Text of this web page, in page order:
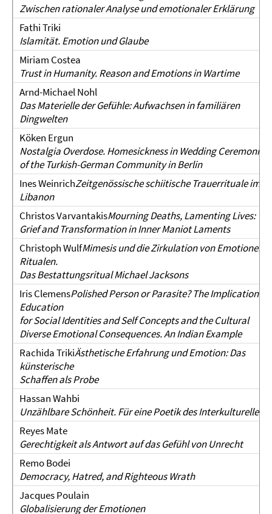
Zwischen rationaler Analyse und emotionaler Erklärung
Fathi Triki
Islamität.Emotion und Glaube
Miriam Costea
Trust in Humanity. Reason and Emotions in Wartime
Arnd-Michael Nohl
Das Materielle der Gefühle: Aufwachsen in familiären
Dingwelten
Köken Ergun
Nostalgia Overdose.Homesickness in Wedding Ceremonies
of the Turkish-German Community in Berlin
Ines WeinrichZeitgenössische schiitische Trauerrituale im
Libanon
Christos VarvantakisMourning Deaths, Lamenting Lives:
Grief and Transformation in Inner Maniot Laments
Christoph WulfMimesis und die Zirkulation von Emotionen
Ritualen.
Das Bestattungsritual Michael Jacksons
Iris ClemensPolished Person or Parasite? The Implication of
Education
for Social Identities and Self Concepts and the Cultural
Diverse Emotional Consequences.An Indian Example
Rachida TrikiÄsthetische Erfahrung und Emotion: Das
künsterische
Schaffen als Probe
Hassan Wahbi
Unzählbare Schönheit. Für eine Poetik des Interkulturellen
Reyes Mate
Gerechtigkeit als Antwort auf das Gefühl von Unrecht
Remo Bodei
Democracy, Hatred, and Righteous Wrath
Jacques Poulain
Globalisierung der Emotionen